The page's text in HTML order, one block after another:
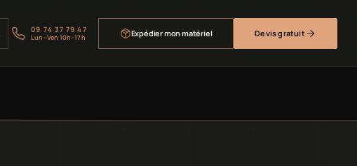
09 74 37 79 47
Lun–Ven 10h–17h Expédier mon matériel Devis gratuit